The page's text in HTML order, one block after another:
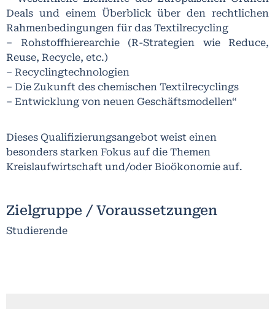
Deals und einem Überblick über den rechtlichen
Rahmenbedingungen für das Textilrecycling
– Rohstoffhierearchie (R-Strategien wie Reduce,
Reuse, Recycle, etc.)
– Recyclingtechnologien
– Die Zukunft des chemischen Textilrecyclings
– Entwicklung von neuen Geschäftsmodellen“
Dieses Qualifizierungsangebot weist einen
besonders starken Fokus auf die Themen
Kreislaufwirtschaft und/oder Bioökonomie auf.
Zielgruppe / Voraussetzungen
Studierende